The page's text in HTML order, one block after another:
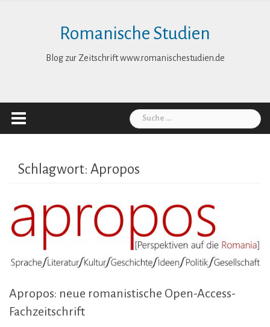
Romanische Studien
Blog zur Zeitschrift www.romanischestudien.de
Suche
nach:
Schlagwort: Apropos
Apropos: neue romanistische Open-Access-
Fachzeitschrift